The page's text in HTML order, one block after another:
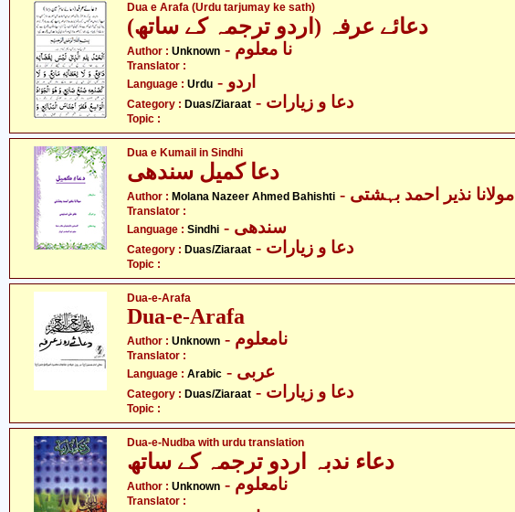
Dua e Arafa (Urdu tarjumay ke sath)
دعائے عرفہ (اردو ترجمہ کے ساتھ)
Author : Unknown - نا معلوم
Translator :
Language : Urdu - اردو
Category : Duas/Ziaraat - دعا و زیارات
Topic :
Dua e Kumail in Sindhi
دعا کمیل سندھی
Author : Molana Nazeer Ahmed Bahishti - مولانا نذیر احمد بہشتی
Translator :
Language : Sindhi - سندھی
Category : Duas/Ziaraat - دعا و زیارات
Topic :
Dua-e-Arafa
Dua-e-Arafa
Author : Unknown - نامعلوم
Translator :
Language : Arabic - عربی
Category : Duas/Ziaraat - دعا و زیارات
Topic :
Dua-e-Nudba with urdu translation
Author : Unknown - نامعلوم
Translator :